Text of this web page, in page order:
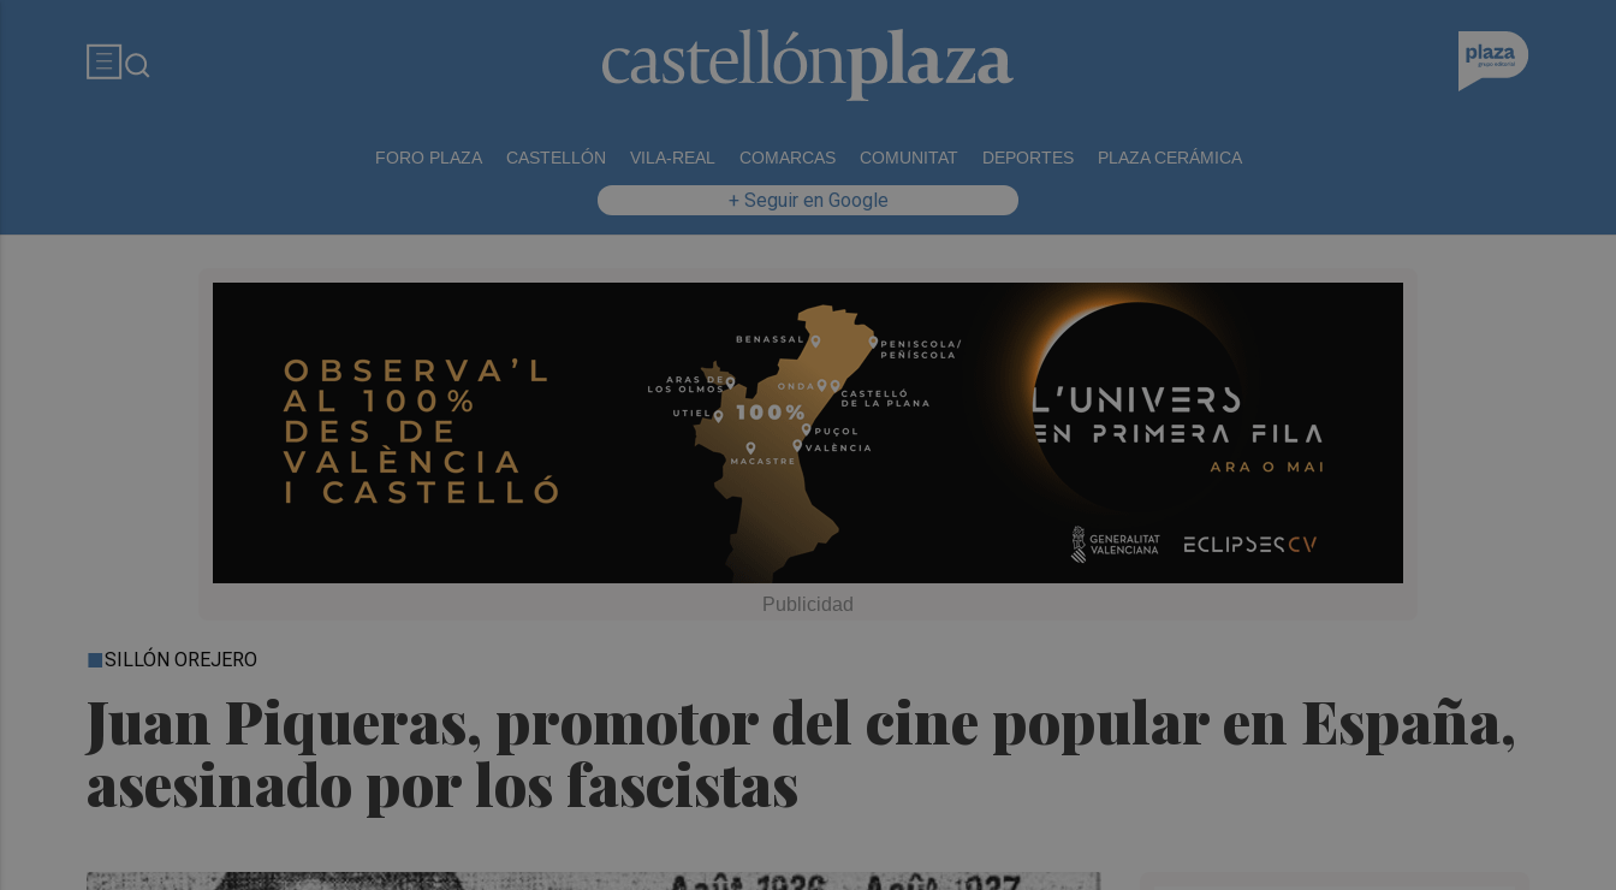
FORO PLAZA CASTELLÓN VILA-REAL COMARCAS COMUNITAT DEPORTES PLAZA CERÁMICA
+ Seguir en Google
Juan Piqueras, promotor del cine popular en España,
asesinado por los fascistas
SILLÓN OREJERO